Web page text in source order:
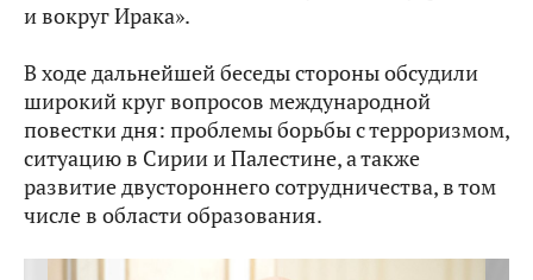
и вокруг Ирака».
В ходе дальнейшей беседы стороны обсудили
широкий круг вопросов международной
повестки дня: проблемы борьбы с терроризмом,
ситуацию в Сирии и Палестине, а также
развитие двустороннего сотрудничества, в том
числе в области образования.